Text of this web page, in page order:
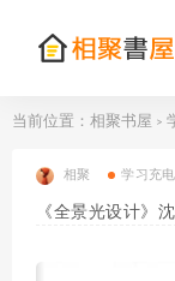
当前位置： 相聚书屋 >
相聚 学习充电
《全景光设计》